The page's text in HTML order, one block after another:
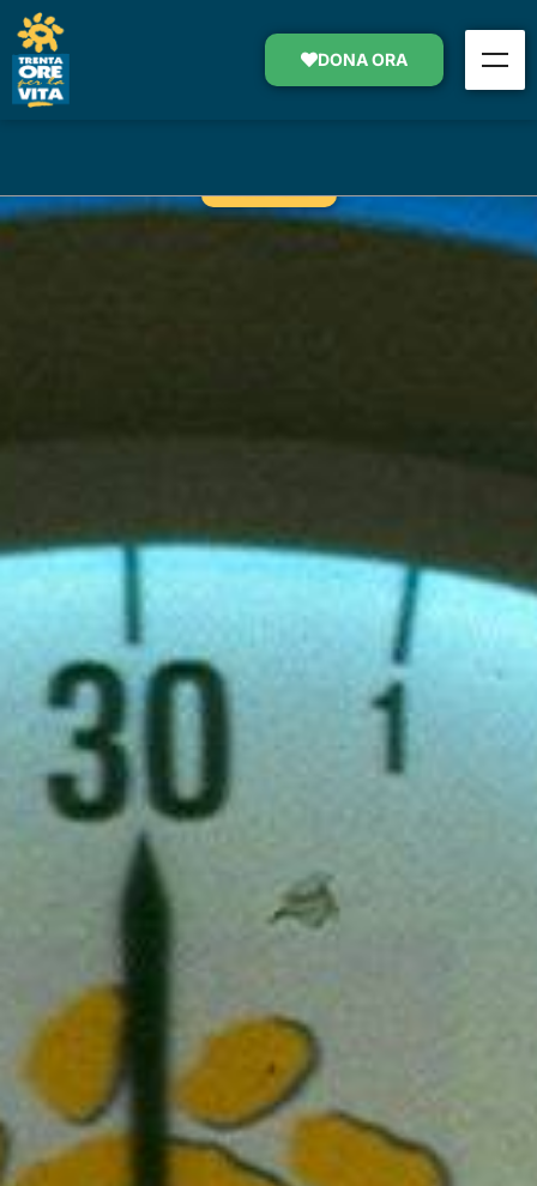
DONA ORA
PREVENZIONE TUMORI COLON-
RETTO